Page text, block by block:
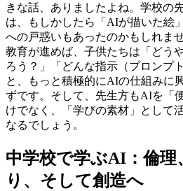
きな話、ありましたよね。学校の
は、もしかしたら「AIが描いた絵
への戸惑いもあったのかもしれま
教育が進めば、子供たちは「どう
ろう？」「どんな指示（プロンプ
と、もっと積極的にAIの仕組みに
ずです。そして、先生方もAIを「
けでなく、「学びの素材」として
なるでしょう。
中学校で学ぶAI：倫理
り、そして創造へ